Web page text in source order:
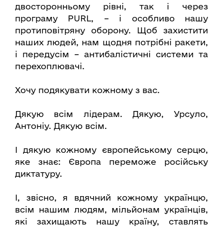
двосторонньому рівні, так і через
програму PURL, – і особливо нашу
протиповітряну оборону. Щоб захистити
наших людей, нам щодня потрібні ракети,
і передусім – антибалістичні системи та
перехоплювачі.
Хочу подякувати кожному з вас.
Дякую всім лідерам. Дякую, Урсуло,
Антоніу. Дякую всім.
І дякую кожному європейському серцю,
яке знає: Європа переможе російську
диктатуру.
І, звісно, я вдячний кожному українцю,
всім нашим людям, мільйонам українців,
які захищають нашу країну, ставлять